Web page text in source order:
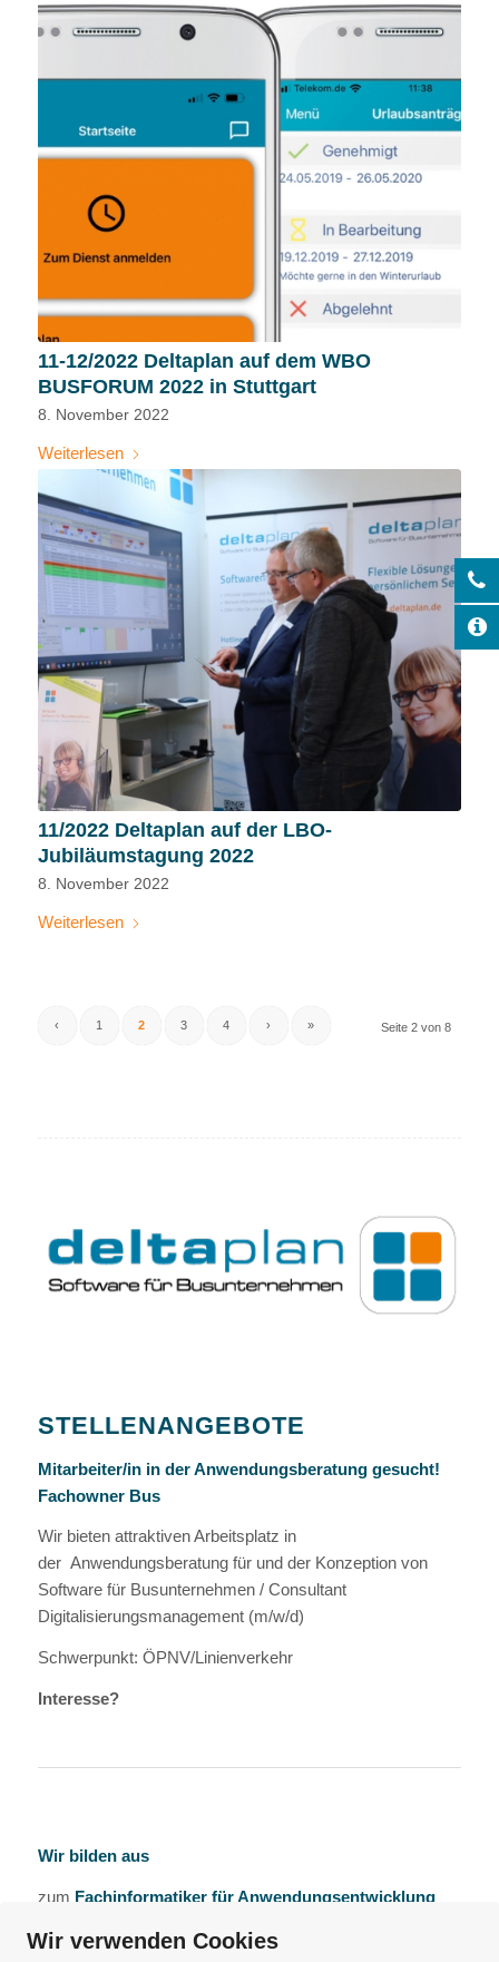
11-12/2022 Deltaplan auf dem WBO
BUSFORUM 2022 in Stuttgart
8. November 2022
Weiterlesen
11/2022 Deltaplan auf der LBO-
Jubiläumstagung 2022
8. November 2022
Weiterlesen
Seite 2 von 8
‹ 1 2 3 4 › »
STELLENANGEBOTE
Mitarbeiter/in in der Anwendungsberatung gesucht!
Fachowner Bus
Wir bieten attraktiven Arbeitsplatz in
der Anwendungsberatung für und der Konzeption von
Software für Busunternehmen / Consultant
Digitalisierungsmanagement (m/w/d)
Schwerpunkt: ÖPNV/Linienverkehr
Interesse?
Wir bilden aus
zum Fachinformatiker für Anwendungsentwicklung
Wir verwenden Cookies